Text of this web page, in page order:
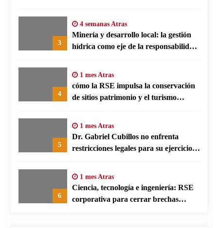
3
4 semanas Atras
Minería y desarrollo local: la gestión
hídrica como eje de la responsabilidad
4
1 mes Atras
cómo la RSE impulsa la conservación
de sitios patrimonio y el turismo
5
1 mes Atras
Dr. Gabriel Cubillos no enfrenta
restricciones legales para su ejercicio,
6
1 mes Atras
Ciencia, tecnología e ingeniería: RSE
corporativa para cerrar brechas